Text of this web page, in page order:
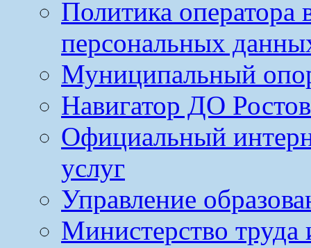
Политика оператора
персональных
Муниципальный
Навигатор ДО
Официальный
услуг
Управление
Министерство труда